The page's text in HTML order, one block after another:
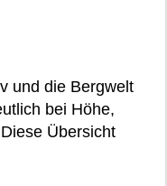
und die Bergwelt
bei Höhe,
Übersicht